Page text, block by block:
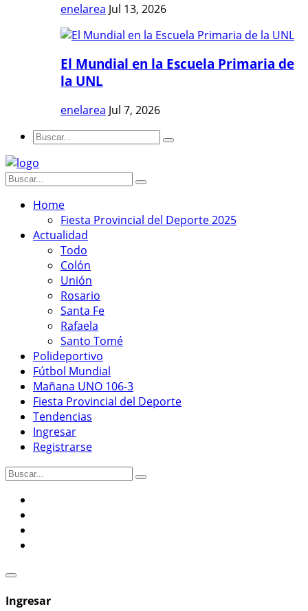
enelarea Jul 13, 2026
El Mundial en la Escuela Primaria de
la UNL
enelarea Jul 7, 2026
Home
Fiesta Provincial del Deporte 2025
Actualidad
Todo
Colón
Unión
Rosario
Santa Fe
Rafaela
Santo Tomé
Polideportivo
Fútbol Mundial
Mañana UNO 106-3
Fiesta Provincial del Deporte
Tendencias
Ingresar
Registrarse
Ingresar